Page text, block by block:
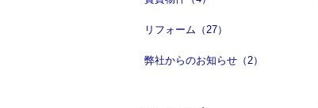
リフォーム（27）
弊社からのお知らせ（2）